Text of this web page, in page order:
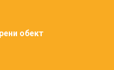
обект